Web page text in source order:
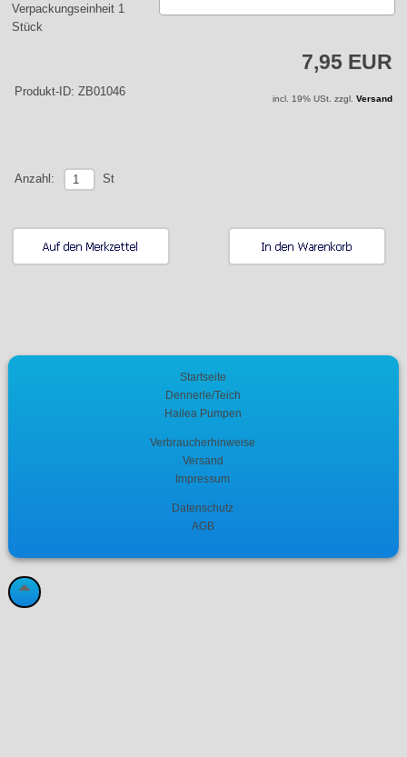
Verpackungseinheit 1
Stück
7,95 EUR
Produkt-ID: ZB01046
incl. 19% USt. zzgl. Versand
Anzahl: St
Startseite
Dennerle/Teich
Hailea Pumpen
Verbraucherhinweise
Versand
Impressum
Datenschutz
AGB